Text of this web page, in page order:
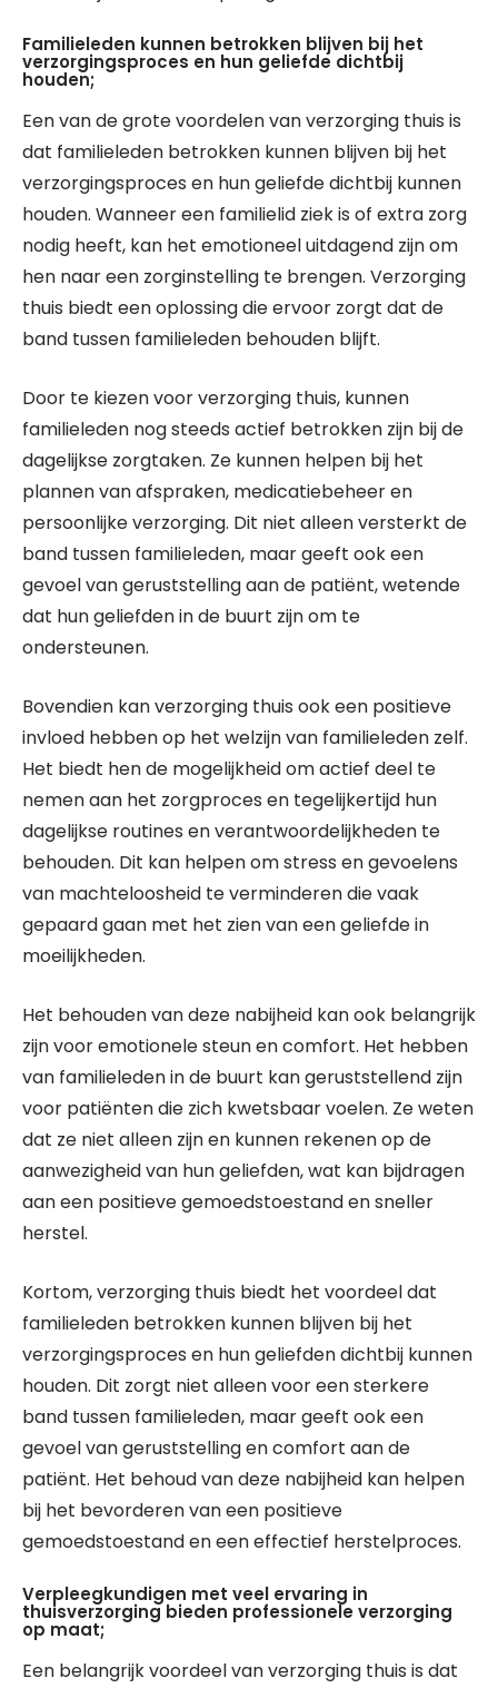
Familieleden kunnen betrokken blijven bij het
verzorgingsproces en hun geliefde dichtbij
houden;
Een van de grote voordelen van verzorging thuis is
dat familieleden betrokken kunnen blijven bij het
verzorgingsproces en hun geliefde dichtbij kunnen
houden. Wanneer een familielid ziek is of extra zorg
nodig heeft, kan het emotioneel uitdagend zijn om
hen naar een zorginstelling te brengen. Verzorging
thuis biedt een oplossing die ervoor zorgt dat de
band tussen familieleden behouden blijft.
Door te kiezen voor verzorging thuis, kunnen
familieleden nog steeds actief betrokken zijn bij de
dagelijkse zorgtaken. Ze kunnen helpen bij het
plannen van afspraken, medicatiebeheer en
persoonlijke verzorging. Dit niet alleen versterkt de
band tussen familieleden, maar geeft ook een
gevoel van geruststelling aan de patiënt, wetende
dat hun geliefden in de buurt zijn om te
ondersteunen.
Bovendien kan verzorging thuis ook een positieve
invloed hebben op het welzijn van familieleden zelf.
Het biedt hen de mogelijkheid om actief deel te
nemen aan het zorgproces en tegelijkertijd hun
dagelijkse routines en verantwoordelijkheden te
behouden. Dit kan helpen om stress en gevoelens
van machteloosheid te verminderen die vaak
gepaard gaan met het zien van een geliefde in
moeilijkheden.
Het behouden van deze nabijheid kan ook belangrijk
zijn voor emotionele steun en comfort. Het hebben
van familieleden in de buurt kan geruststellend zijn
voor patiënten die zich kwetsbaar voelen. Ze weten
dat ze niet alleen zijn en kunnen rekenen op de
aanwezigheid van hun geliefden, wat kan bijdragen
aan een positieve gemoedstoestand en sneller
herstel.
Kortom, verzorging thuis biedt het voordeel dat
familieleden betrokken kunnen blijven bij het
verzorgingsproces en hun geliefden dichtbij kunnen
houden. Dit zorgt niet alleen voor een sterkere
band tussen familieleden, maar geeft ook een
gevoel van geruststelling en comfort aan de
patiënt. Het behoud van deze nabijheid kan helpen
bij het bevorderen van een positieve
gemoedstoestand en een effectief herstelproces.
Verpleegkundigen met veel ervaring in
thuisverzorging bieden professionele verzorging
op maat;
Een belangrijk voordeel van verzorging thuis is dat